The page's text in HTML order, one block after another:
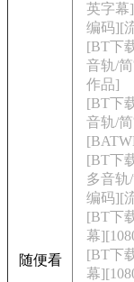
随便看
英字幕
编码][
[BT下
音轨/
作品]
[BT下
音轨/
[BT下
多音轨
编码][
[BT下
幕
[BT下
幕